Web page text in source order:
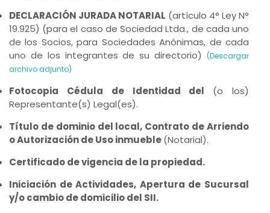
DECLARACIÓN JURADA NOTARIAL (artículo 4° Ley N°
19.925) (para el caso de Sociedad Ltda., de cada uno
de los Socios, para Sociedades Anónimas, de cada
uno de los integrantes de su directorio) (Descargar
archivo adjunto)
Fotocopia Cédula de Identidad del (o los)
Representante(s) Legal(es).
Título de dominio del local, Contrato de Arriendo
o Autorización de Uso inmueble(Notarial).
Certificado de vigencia de la propiedad.
Iniciación de Actividades, Apertura de Sucursal
y/o cambio de domicilio del SII.